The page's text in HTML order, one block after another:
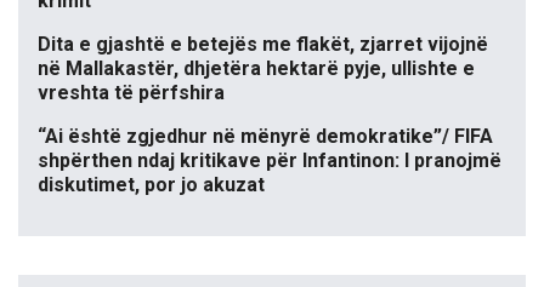
Dita e gjashtë e betejës me flakët, zjarret vijojnë
në Mallakastër, dhjetëra hektarë pyje, ullishte e
vreshta të përfshira
“Ai është zgjedhur në mënyrë demokratike”/ FIFA
shpërthen ndaj kritikave për Infantinon: I pranojmë
diskutimet, por jo akuzat